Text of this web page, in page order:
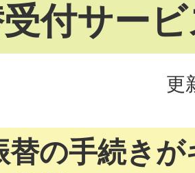
付サー
更
替の手続き